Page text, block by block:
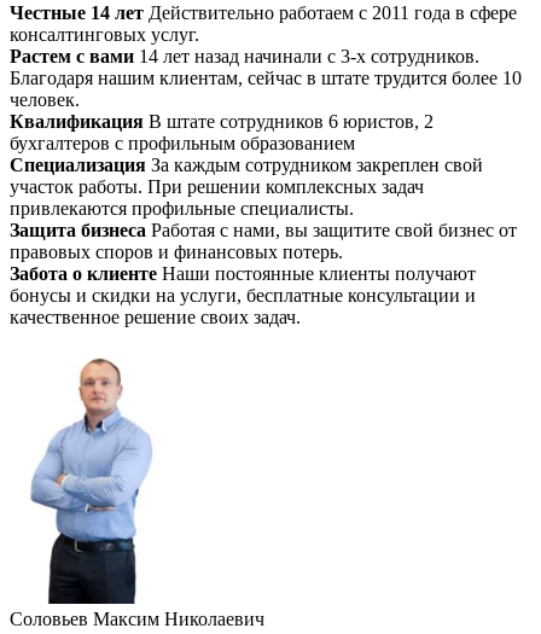
Честные 14 лет Действительно работаем с 2011 года в сфере
консалтинговых услуг.
Растем с вами 14 лет назад начинали с 3-х сотрудников.
Благодаря нашим клиентам, сейчас в штате трудится более 10
человек.
Квалификация В штате сотрудников 6 юристов, 2
бухгалтеров с профильным образованием
Специализация За каждым сотрудником закреплен свой
участок работы. При решении комплексных задач
привлекаются профильные специалисты.
Защита бизнеса Работая с нами, вы защитите свой бизнес от
правовых споров и финансовых потерь.
Забота о клиенте Наши постоянные клиенты получают
бонусы и скидки на услуги, бесплатные консультации и
качественное решение своих задач.
Соловьев Максим Николаевич